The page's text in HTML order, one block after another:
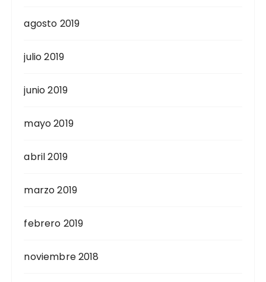
agosto 2019
julio 2019
junio 2019
mayo 2019
abril 2019
marzo 2019
febrero 2019
noviembre 2018